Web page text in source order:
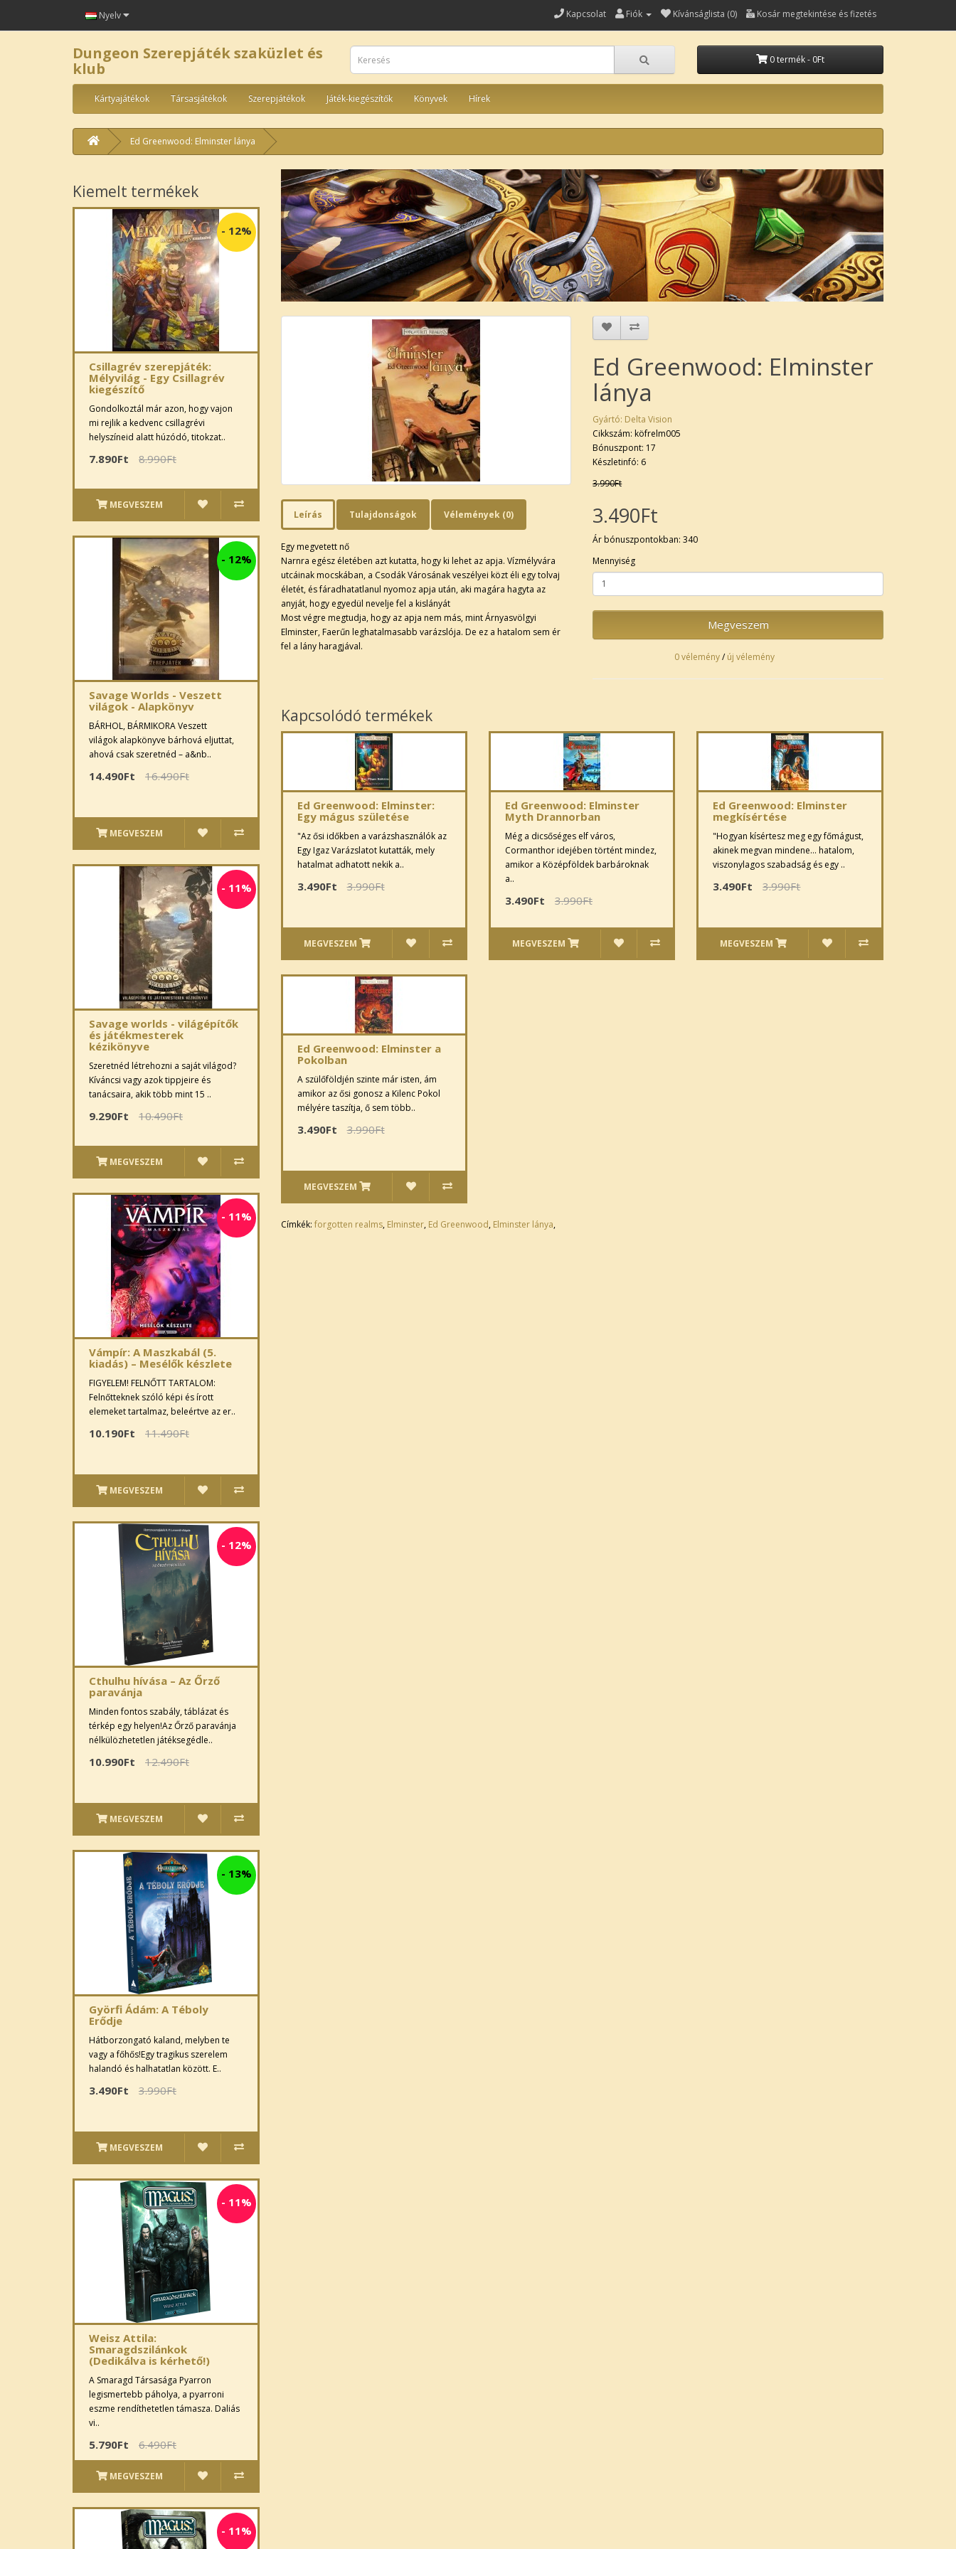
Nyelv Kapcsolat Fiók Kívánságlista (0) Kosár megtekintése és fizetés
Dungeon Szerepjáték szaküzlet és
klub
0 termék - 0Ft
Kártyajátékok Társasjátékok Szerepjátékok Játék-kiegészítők Könyvek Hírek
Ed Greenwood: Elminster lánya
Kiemelt termékek
- 12%
Csillagrév szerepjáték:
Mélyvilág - Egy Csillagrév
kiegészítő
Gondolkoztál már azon, hogy vajon
mi rejlik a kedvenc csillagrévi
helyszíneid alatt húzódó, titokzat..
7.890Ft 8.990Ft
MEGVESZEM
- 12%
Savage Worlds - Veszett
világok - Alapkönyv
BÁRHOL, BÁRMIKORA Veszett
világok alapkönyve bárhová eljuttat,
ahová csak szeretnéd – a&nb..
14.490Ft 16.490Ft
MEGVESZEM
- 11%
Savage worlds - világépítők
és játékmesterek
kézikönyve
Szeretnéd létrehozni a saját világod?
Kíváncsi vagy azok tippjeire és
tanácsaira, akik több mint 15 ..
9.290Ft 10.490Ft
MEGVESZEM
- 11%
Vámpír: A Maszkabál (5.
kiadás) – Mesélők készlete
FIGYELEM! FELNŐTT TARTALOM:
Felnőtteknek szóló képi és írott
elemeket tartalmaz, beleértve az er..
10.190Ft 11.490Ft
MEGVESZEM
- 12%
Cthulhu hívása – Az Őrző
paravánja
Minden fontos szabály, táblázat és
térkép egy helyen!Az Őrző paravánja
nélkülözhetetlen játéksegédle..
10.990Ft 12.490Ft
MEGVESZEM
- 13%
Györfi Ádám: A Téboly
Erődje
Hátborzongató kaland, melyben te
vagy a főhős!Egy tragikus szerelem
halandó és halhatatlan között. E..
3.490Ft 3.990Ft
MEGVESZEM
- 11%
Weisz Attila:
Smaragdszilánkok
(Dedikálva is kérhető!)
A Smaragd Társasága Pyarron
legismertebb páholya, a pyarroni
eszme rendíthetetlen támasza. Daliás
vi..
5.790Ft 6.490Ft
MEGVESZEM
- 11%
Leírás Tulajdonságok Vélemények (0)
Egy megvetett nő
Narnra egész életében azt kutatta, hogy ki lehet az apja. Vízmélyvára
utcáinak mocskában, a Csodák Városának veszélyei közt éli egy tolvaj
életét, és fáradhatatlanul nyomoz apja után, aki magára hagyta az
anyját, hogy egyedül nevelje fel a kislányát
Most végre megtudja, hogy az apja nem más, mint Árnyasvölgyi
Elminster, Faerűn leghatalmasabb varázslója. De ez a hatalom sem ér
fel a lány haragjával.
Ed Greenwood: Elminster
lánya
Gyártó: Delta Vision
Cikkszám: köfrelm005
Bónuszpont: 17
Készletinfó: 6
3.990Ft
3.490Ft
Ár bónuszpontokban: 340
Mennyiség
Megveszem
0 vélemény/új vélemény
Kapcsolódó termékek
Ed Greenwood: Elminster:
Egy mágus születése
"Az ősi időkben a varázshasználók az
Egy Igaz Varázslatot kutatták, mely
hatalmat adhatott nekik a..
3.490Ft 3.990Ft
MEGVESZEM
Ed Greenwood: Elminster
Myth Drannorban
Még a dicsőséges elf város,
Cormanthor idejében történt mindez,
amikor a Középföldek barbároknak
a..
3.490Ft 3.990Ft
MEGVESZEM
Ed Greenwood: Elminster
megkísértése
"Hogyan kísértesz meg egy főmágust,
akinek megvan mindene… hatalom,
viszonylagos szabadság és egy ..
3.490Ft 3.990Ft
MEGVESZEM
Ed Greenwood: Elminster a
Pokolban
A szülőföldjén szinte már isten, ám
amikor az ősi gonosz a Kilenc Pokol
mélyére taszítja, ő sem több..
3.490Ft 3.990Ft
MEGVESZEM
Címkék: forgotten realms, Elminster, Ed Greenwood, Elminster lánya,